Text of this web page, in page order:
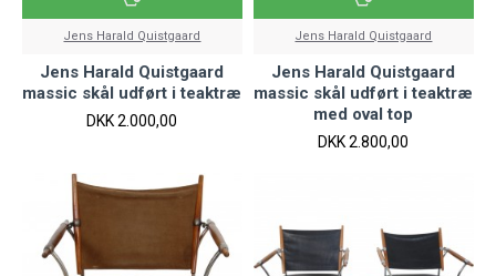
Jens Harald Quistgaard
Jens Harald Quistgaard
massic skål udført i teaktræ
DKK 2.000,00
Jens Harald Quistgaard
Jens Harald Quistgaard
massic skål udført i teaktræ
med oval top
DKK 2.800,00